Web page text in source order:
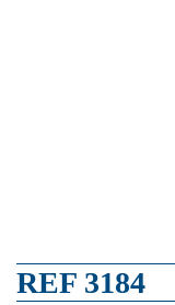
REF 3184